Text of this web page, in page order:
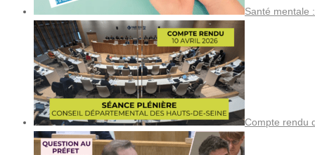
Santé mentale
Compte rendu